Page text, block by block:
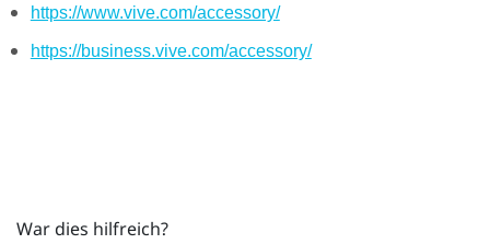
https://www.vive.com/accessory/
https://business.vive.com/accessory/
War dies hilfreich?